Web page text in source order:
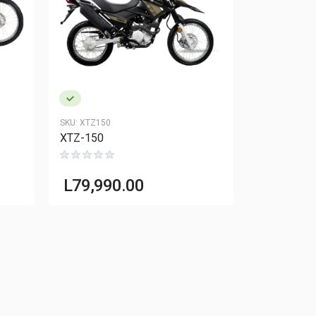
SKU: XTZ150
XTZ-150
L79,990.00